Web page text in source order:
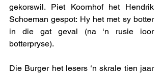
gekorswil. Piet Koornhof het Hendrik
Schoeman gespot: Hy het met sy botter
in die gat geval (na ‘n rusie ioor
botterpryse).
Die Burger het lesers ‘n skrale tien jaar